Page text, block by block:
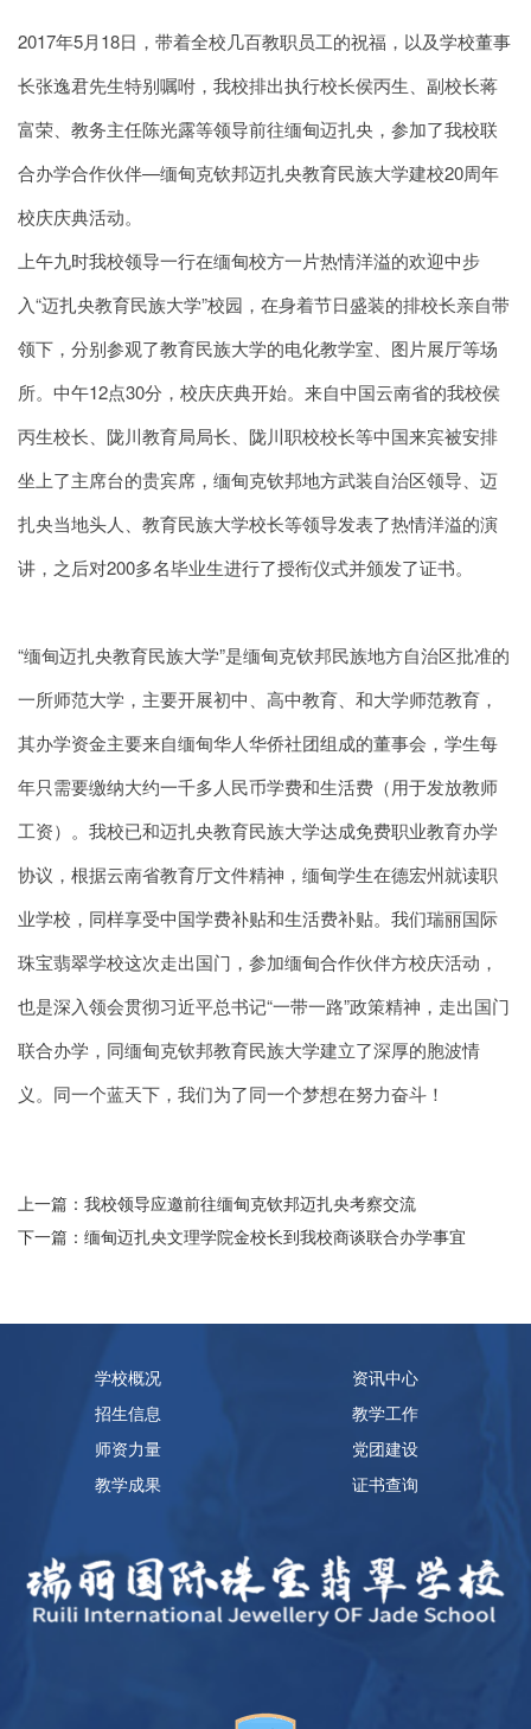
2017年5月18日，带着全校几百教职员工的祝福，以及学校董事
长张逸君先生特别嘱咐，我校排出执行校长侯丙生、副校长蒋
富荣、教务主任陈光露等领导前往缅甸迈扎央，参加了我校联
合办学合作伙伴—缅甸克钦邦迈扎央教育民族大学建校20周年
校庆庆典活动。
上午九时我校领导一行在缅甸校方一片热情洋溢的欢迎中步
入“迈扎央教育民族大学”校园，在身着节日盛装的排校长亲自带
领下，分别参观了教育民族大学的电化教学室、图片展厅等场
所。中午12点30分，校庆庆典开始。来自中国云南省的我校侯
丙生校长、陇川教育局局长、陇川职校校长等中国来宾被安排
坐上了主席台的贵宾席，缅甸克钦邦地方武装自治区领导、迈
扎央当地头人、教育民族大学校长等领导发表了热情洋溢的演
讲，之后对200多名毕业生进行了授衔仪式并颁发了证书。
“缅甸迈扎央教育民族大学”是缅甸克钦邦民族地方自治区批准的
一所师范大学，主要开展初中、高中教育、和大学师范教育，
其办学资金主要来自缅甸华人华侨社团组成的董事会，学生每
年只需要缴纳大约一千多人民币学费和生活费（用于发放教师
工资）。我校已和迈扎央教育民族大学达成免费职业教育办学
协议，根据云南省教育厅文件精神，缅甸学生在德宏州就读职
业学校，同样享受中国学费补贴和生活费补贴。我们瑞丽国际
珠宝翡翠学校这次走出国门，参加缅甸合作伙伴方校庆活动，
也是深入领会贯彻习近平总书记“一带一路”政策精神，走出国门
联合办学，同缅甸克钦邦教育民族大学建立了深厚的胞波情
义。同一个蓝天下，我们为了同一个梦想在努力奋斗！
上一篇：我校领导应邀前往缅甸克钦邦迈扎央考察交流
下一篇：缅甸迈扎央文理学院金校长到我校商谈联合办学事宜
学校概况
资讯中心
招生信息
教学工作
师资力量
党团建设
教学成果
证书查询